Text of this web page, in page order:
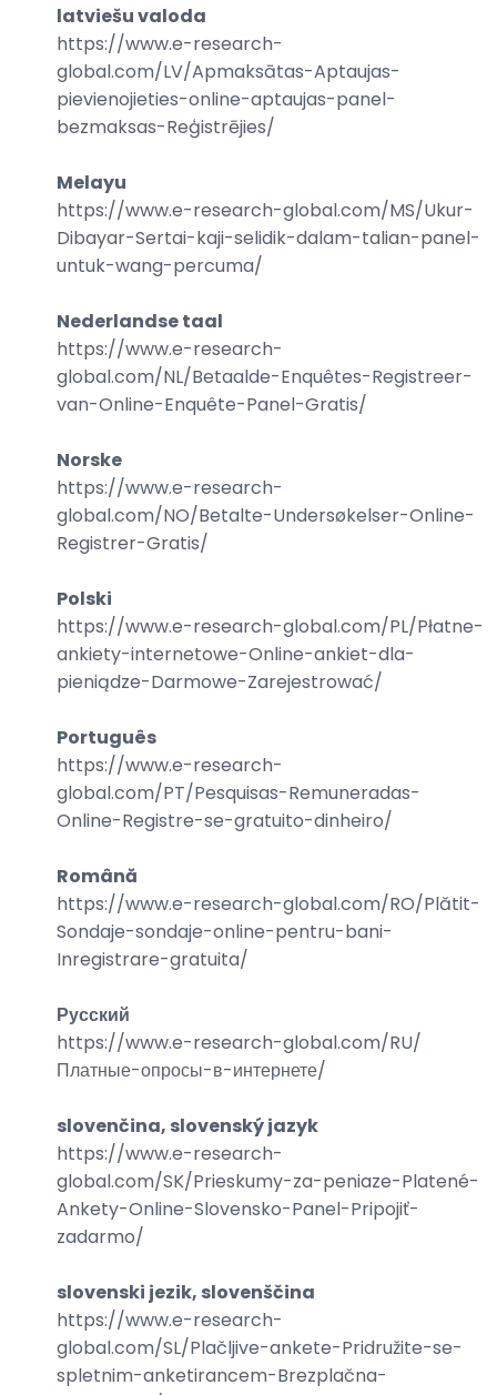
latviešu valoda
https://www.e-research-
global.com/LV/Apmaksātas-Aptaujas-
pievienojieties-online-aptaujas-panel-
bezmaksas-Reģistrējies/
Melayu
https://www.e-research-global.com/MS/Ukur-
Dibayar-Sertai-kaji-selidik-dalam-talian-panel-
untuk-wang-percuma/
Nederlandse taal
https://www.e-research-
global.com/NL/Betaalde-Enquêtes-Registreer-
van-Online-Enquête-Panel-Gratis/
Norske
https://www.e-research-
global.com/NO/Betalte-Undersøkelser-Online-
Registrer-Gratis/
Polski
https://www.e-research-global.com/PL/Płatne-
ankiety-internetowe-Online-ankiet-dla-
pieniądze-Darmowe-Zarejestrować/
Português
https://www.e-research-
global.com/PT/Pesquisas-Remuneradas-
Online-Registre-se-gratuito-dinheiro/
Română
https://www.e-research-global.com/RO/Plătit-
Sondaje-sondaje-online-pentru-bani-
Inregistrare-gratuita/
Русский
https://www.e-research-global.com/RU/
Платные-опросы-в-интернете/
slovenčina, slovenský jazyk
https://www.e-research-
global.com/SK/Prieskumy-za-peniaze-Platené-
Ankety-Online-Slovensko-Panel-Pripojiť-
zadarmo/
slovenski jezik, slovenščina
https://www.e-research-
global.com/SL/Plačljive-ankete-Pridružite-se-
spletnim-anketirancem-Brezplačna-